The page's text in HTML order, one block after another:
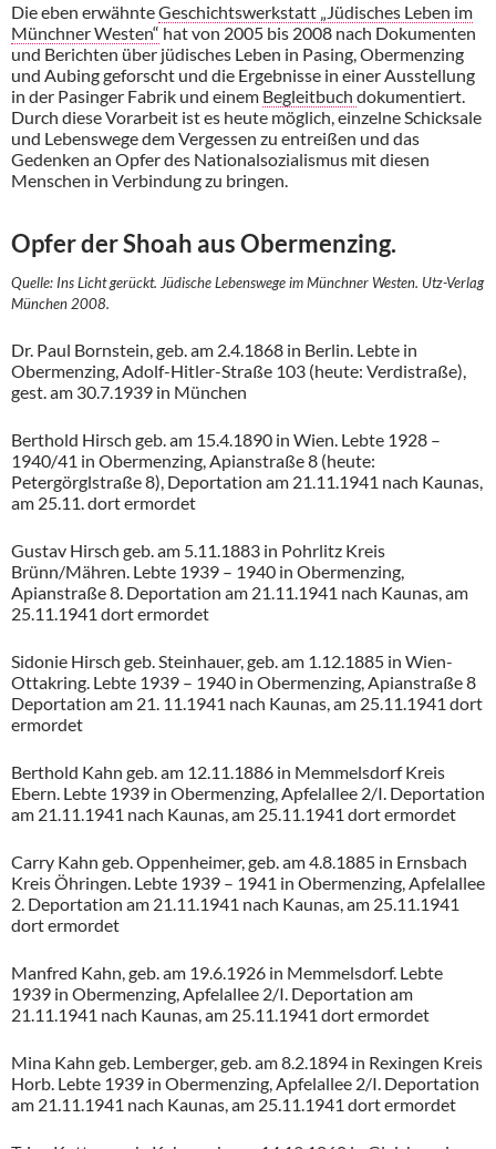
Die eben erwähnteGeschichtswerkstatt „Jüdisches Leben im
Münchner Westen“ hat von 2005 bis 2008 nach Dokumenten
und Berichten über jüdisches Leben in Pasing, Obermenzing
und Aubing geforscht und die Ergebnisse in einer Ausstellung
in der Pasinger Fabrik und einem Begleitbuch dokumentiert.
Durch diese Vorarbeit ist es heute möglich, einzelne Schicksale
und Lebenswege dem Vergessen zu entreißen und das
Gedenken an Opfer des Nationalsozialismus mit diesen
Menschen in Verbindung zu bringen.
Opfer der Shoah aus Obermenzing.
Quelle: Ins Licht gerückt. Jüdische Lebenswege im Münchner Westen. Utz-Verlag
München 2008.
Dr. Paul Bornstein, geb. am 2.4.1868 in Berlin. Lebte in
Obermenzing, Adolf-Hitler-Straße 103 (heute: Verdistraße),
gest. am 30.7.1939 in München
Berthold Hirsch geb. am 15.4.1890 in Wien. Lebte 1928 –
1940/41 in Obermenzing, Apianstraße 8 (heute:
Petergörglstraße 8), Deportation am 21.11.1941 nach Kaunas,
am 25.11. dort ermordet
Gustav Hirsch geb. am 5.11.1883 in Pohrlitz Kreis
Brünn/Mähren. Lebte 1939 – 1940 in Obermenzing,
Apianstraße 8. Deportation am 21.11.1941 nach Kaunas, am
25.11.1941 dort ermordet
Sidonie Hirsch geb. Steinhauer, geb. am 1.12.1885 in Wien-
Ottakring. Lebte 1939 – 1940 in Obermenzing, Apianstraße 8
Deportation am 21. 11.1941 nach Kaunas, am 25.11.1941 dort
ermordet
Berthold Kahn geb. am 12.11.1886 in Memmelsdorf Kreis
Ebern. Lebte 1939 in Obermenzing, Apfelallee 2/I. Deportation
am 21.11.1941 nach Kaunas, am 25.11.1941 dort ermordet
Carry Kahn geb. Oppenheimer, geb. am 4.8.1885 in Ernsbach
Kreis Öhringen. Lebte 1939 – 1941 in Obermenzing, Apfelallee
2. Deportation am 21.11.1941 nach Kaunas, am 25.11.1941
dort ermordet
Manfred Kahn, geb. am 19.6.1926 in Memmelsdorf. Lebte
1939 in Obermenzing, Apfelallee 2/I. Deportation am
21.11.1941 nach Kaunas, am 25.11.1941 dort ermordet
Mina Kahn geb. Lemberger, geb. am 8.2.1894 in Rexingen Kreis
Horb. Lebte 1939 in Obermenzing, Apfelallee 2/I. Deportation
am 21.11.1941 nach Kaunas, am 25.11.1941 dort ermordet